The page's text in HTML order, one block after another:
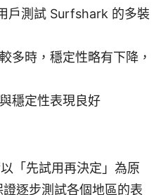
戶測試 Surfshark 的多裝
多時，穩定性略有下降，
穩定性表現良好
「先試用再決定」為原
逐步測試各個地區的表